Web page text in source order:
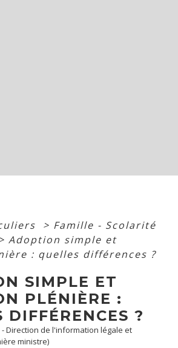
> Famille - Scolarité
Adoption simple et
: quelles différences ?
SIMPLE ET
PLÉNIÈRE :
DIFFÉRENCES ?
- Direction de l'information légale et
ministre)